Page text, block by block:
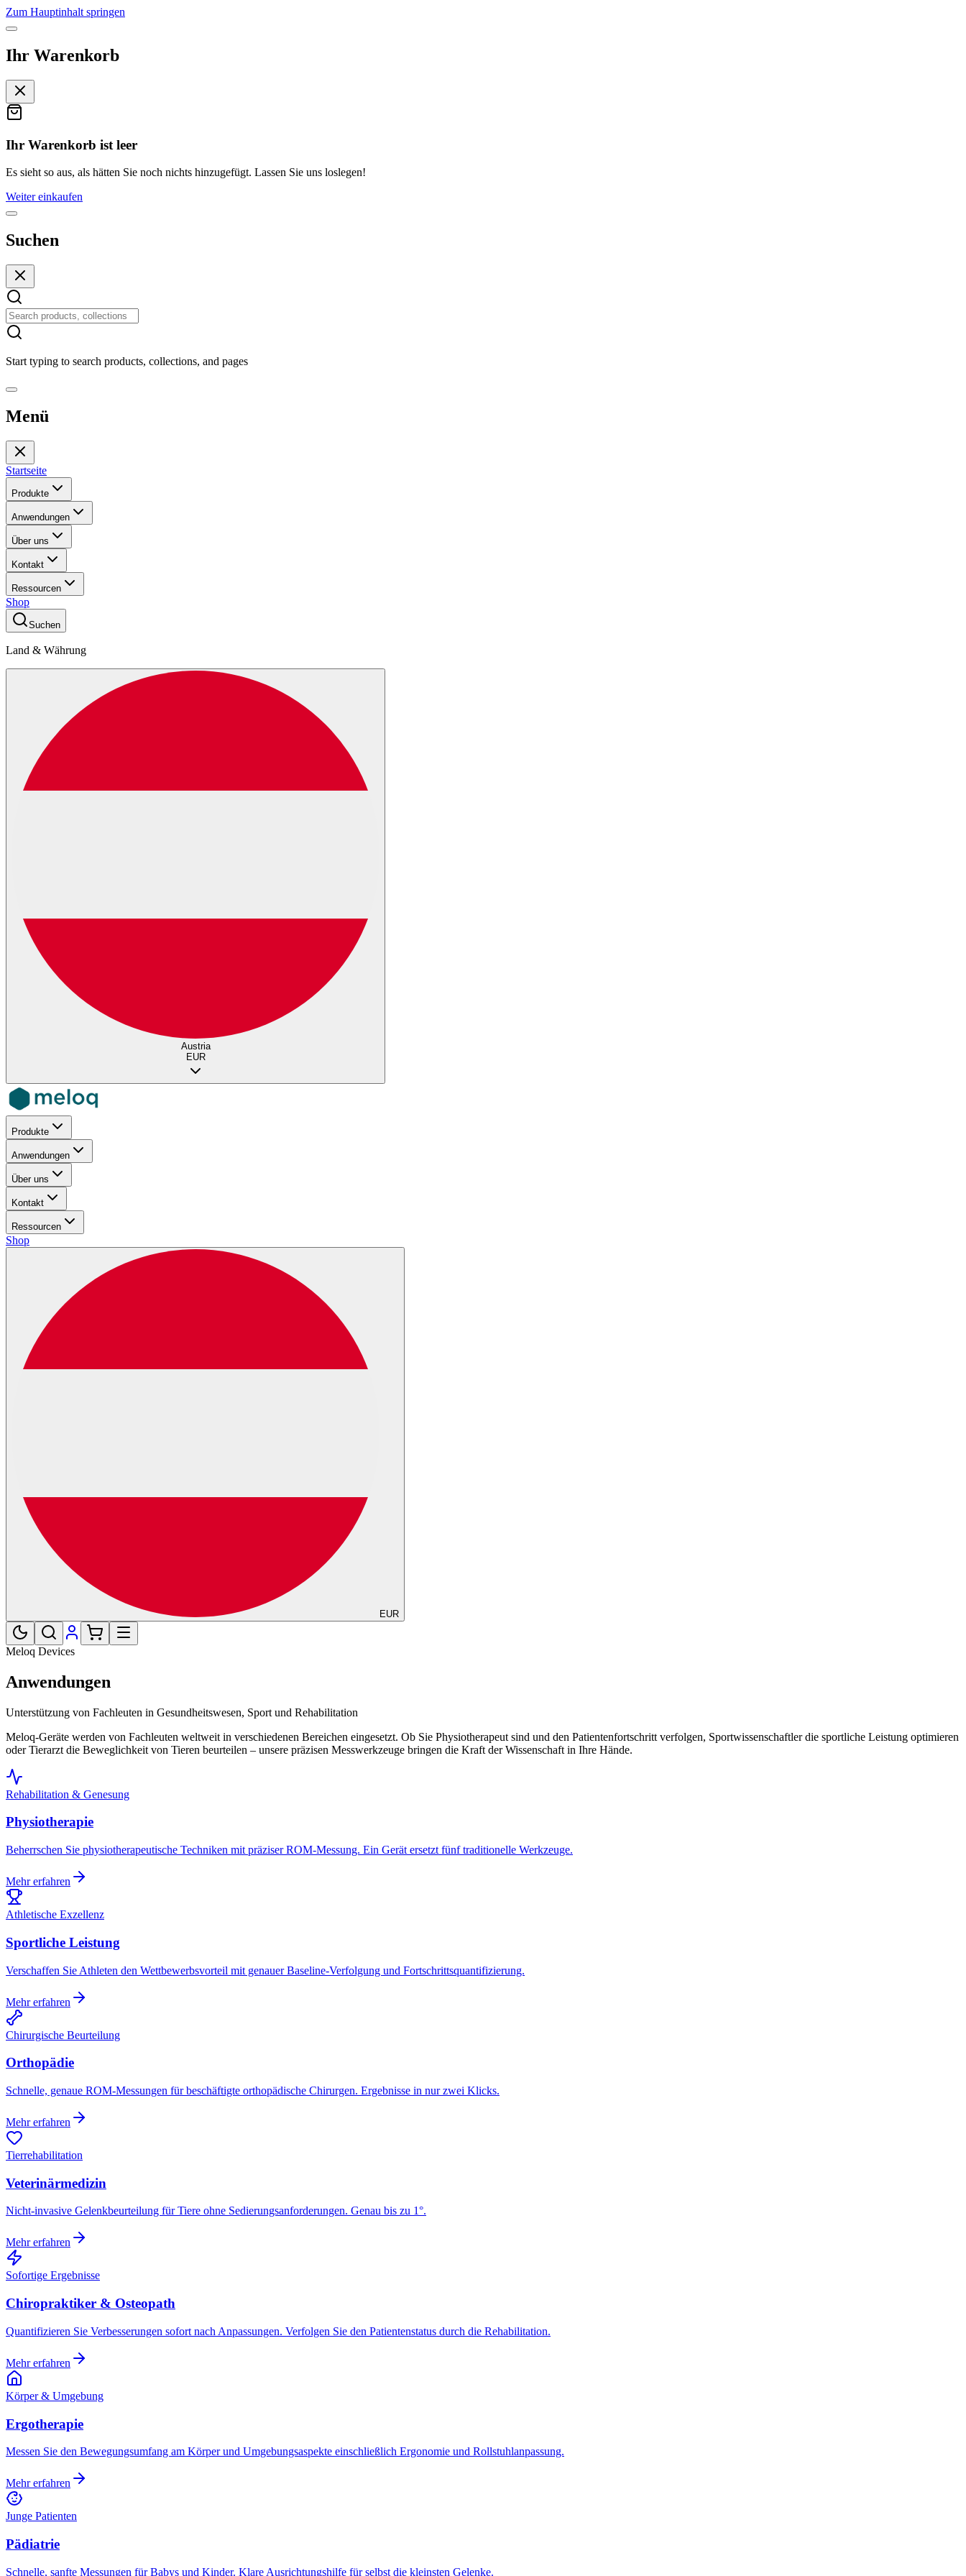
Zum Hauptinhalt springen
Ihr Warenkorb
Ihr Warenkorb ist leer
Es sieht so aus, als hätten Sie noch nichts hinzugefügt. Lassen Sie uns loslegen!
Weiter einkaufen
Suchen
Start typing to search products, collections, and pages
Menü
Startseite
Produkte
Anwendungen
Über uns
Kontakt
Ressourcen
Shop
Suchen
Land & Währung
Austria
EUR
Produkte
Anwendungen
Über uns
Kontakt
Ressourcen
Shop
EUR
Meloq Devices
Anwendungen
Unterstützung von Fachleuten in Gesundheitswesen, Sport und Rehabilitation
Meloq-Geräte werden von Fachleuten weltweit in verschiedenen Bereichen eingesetzt. Ob Sie Physiotherapeut sind und den Patientenfortschritt verfolgen, Sportwissenschaftler die sportliche Leistung optimieren
oder Tierarzt die Beweglichkeit von Tieren beurteilen – unsere präzisen Messwerkzeuge bringen die Kraft der Wissenschaft in Ihre Hände.
Rehabilitation & Genesung
Physiotherapie
Beherrschen Sie physiotherapeutische Techniken mit präziser ROM-Messung. Ein Gerät ersetzt fünf traditionelle Werkzeuge.
Mehr erfahren
Athletische Exzellenz
Sportliche Leistung
Verschaffen Sie Athleten den Wettbewerbsvorteil mit genauer Baseline-Verfolgung und Fortschrittsquantifizierung.
Mehr erfahren
Chirurgische Beurteilung
Orthopädie
Schnelle, genaue ROM-Messungen für beschäftigte orthopädische Chirurgen. Ergebnisse in nur zwei Klicks.
Mehr erfahren
Tierrehabilitation
Veterinärmedizin
Nicht-invasive Gelenkbeurteilung für Tiere ohne Sedierungsanforderungen. Genau bis zu 1°.
Mehr erfahren
Sofortige Ergebnisse
Chiropraktiker & Osteopath
Quantifizieren Sie Verbesserungen sofort nach Anpassungen. Verfolgen Sie den Patientenstatus durch die Rehabilitation.
Mehr erfahren
Körper & Umgebung
Ergotherapie
Messen Sie den Bewegungsumfang am Körper und Umgebungsaspekte einschließlich Ergonomie und Rollstuhlanpassung.
Mehr erfahren
Junge Patienten
Pädiatrie
Schnelle, sanfte Messungen für Babys und Kinder. Klare Ausrichtungshilfe für selbst die kleinsten Gelenke.